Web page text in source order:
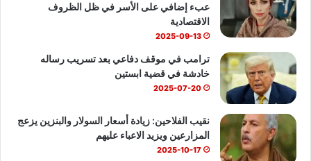
e
عبء إضافي على الأسر في ظل الظروف
الاقتصادية
2025-09-13
ترامب في موقف دفاعي بعد تسريب رساله
خادشة في قضية ابستين
2025-07-20
نقيب الفلاحين: زيادة أسعار السولار والبنزين يزعج
المزارعين ويزيد الاعباء عليهم
2025-10-17